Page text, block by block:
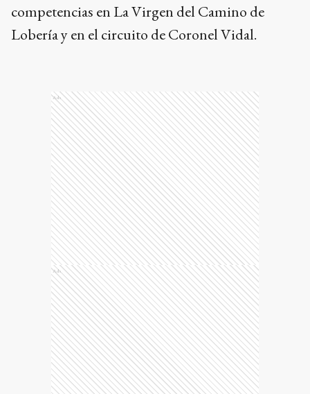
competencias en La Virgen del Camino de
Lobería y en el circuito de Coronel Vidal.
Ads
Ads